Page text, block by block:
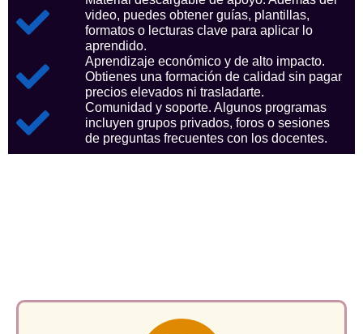
video, puedes obtener guías, plantillas,
formatos o lecturas clave para aplicar lo
aprendido.
Aprendizaje económico y de alto impacto.
Obtienes una formación de calidad sin pagar
precios elevados ni trasladarte.
Comunidad y soporte. Algunos programas
incluyen grupos privados, foros o sesiones
de preguntas frecuentes con los docentes.